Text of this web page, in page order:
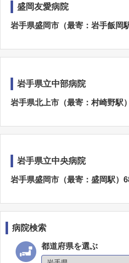
盛岡友愛病院
岩手県盛岡市（最寄：岩手飯岡
岩手県立中部病院
岩手県北上市（最寄：村崎野駅
岩手県立中央病院
岩手県盛岡市（最寄：盛岡駅）
病院検索
都道府県を選ぶ